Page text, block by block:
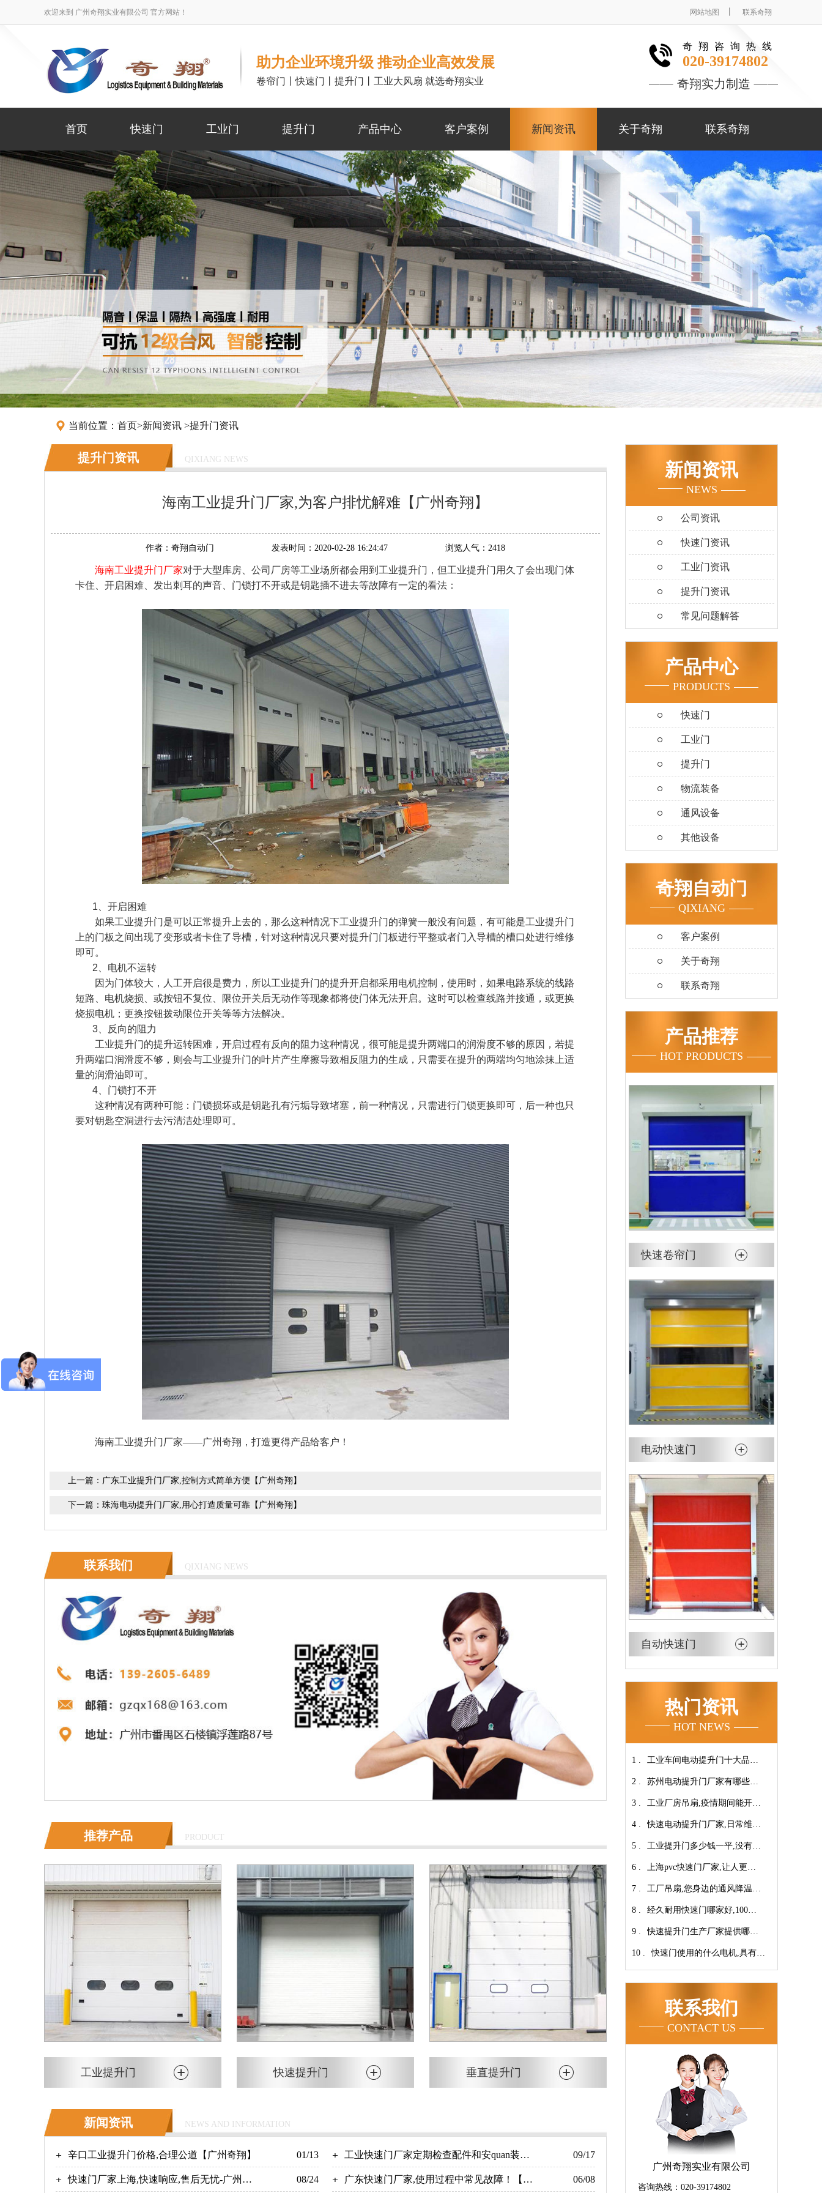
欢迎来到 广州奇翔实业有限公司 官方网站！ 网站地图 联系奇翔
助力企业环境升级 推动企业高效发展
卷帘门丨快速门丨提升门丨工业大风扇 就选奇翔实业
奇翔咨询热线
020-39174802
奇翔实力制造
首页 快速门 工业门 提升门 产品中心 客户案例 新闻资讯 关于奇翔 联系奇翔
当前位置： 首页>新闻资讯 >提升门资讯
提升门资讯 QIXIANG NEWS
海南工业提升门厂家,为客户排忧解难【广州奇翔】
作者： 奇翔自动门 发表时间： 2020-02-28 16:24:47 浏览人气： 2418
海南工业提升门厂家对于大型库房、公司厂房等工业场所都会用到 工业提升门 ，但工业提升门用久了会出现门体
卡住、开启困难、发出刺耳的声音、门锁打不开或是钥匙插不进去等故障有一定的看法：
1、开启困难
如果工业提升门是可以正常提升上去的，那么这种情况下工业提升门的弹簧一般没有问题，有可能是工业提升门
上的门板之间出现了变形或者卡住了导槽，针对这种情况只要对提升门门板进行平整或者门入导槽的槽口处进行维修
即可。
2、电机不运转
因为门体较大，人工开启很是费力，所以工业提升门的提升开启都采用电机控制，使用时，如果电路系统的线路
短路、电机烧损、或按钮不复位、限位开关后无动作等现象都将使门体无法开启。这时可以检查线路并接通，或更换
烧损电机；更换按钮拨动限位开关等等方法解决。
3、反向的阻力
工业提升门的提升运转困难，开启过程有反向的阻力这种情况，很可能是提升两端口的润滑度不够的原因，若提
升两端口润滑度不够，则会与工业提升门的叶片产生摩擦导致相反阻力的生成，只需要在提升的两端均匀地涂抹上适
量的润滑油即可。
4、门锁打不开
这种情况有两种可能：门锁损坏或是钥匙孔有污垢导致堵塞，前一种情况，只需进行门锁更换即可，后一种也只
要对钥匙空洞进行去污清洁处理即可。
海南工业提升门厂家——广州奇翔，打造更得产品给客户！
上一篇： 广东工业提升门厂家,控制方式简单方便【广州奇翔】
下一篇： 珠海电动提升门厂家,用心打造质量可靠【广州奇翔】
联系我们 QIXIANG NEWS
推荐产品 PRODUCT
工业提升门 快速提升门 垂直提升门
新闻资讯 NEWS AND INFORMATION
辛口工业提升门价格,合理公道【广州奇翔】 01/13 工业快速门厂家定期检查配件和安quan装置-
广州奇翔
09/17
快速门厂家上海,快速响应,售后无忧-广州奇 08/24 广东快速门厂家,使用过程中常见故障！【广 06/08
新闻资讯
NEWS
公司资讯
快速门资讯
工业门资讯
提升门资讯
常见问题解答
产品中心
PRODUCTS
快速门
工业门
提升门
物流装备
通风设备
其他设备
奇翔自动门
QIXIANG
客户案例
关于奇翔
联系奇翔
产品推荐
HOT PRODUCTS
快速卷帘门
电动快速门
自动快速门
热门资讯
HOT NEWS
1 . 工业车间电动提升门十大品牌
【广州奇翔】
2 . 苏州电动提升门厂家有哪些优
势特点呢？-广州奇翔
3 . 工业厂房吊扇,疫情期间能开空
调吗?【广州奇翔】
4 . 快速电动提升门厂家,日常维保
小技巧！【广州奇翔】
5 . 工业提升门多少钱一平,没有中
间商差价放心选购【广州奇
翔】
6 . 上海pvc快速门厂家,让人更安
心-广州奇翔
7 . 工厂吊扇,您身边的通风降温专
家！【广州奇翔】
8 . 经久耐用快速门哪家好,100万
次连续开启设计【广州奇翔】
9 . 快速提升门生产厂家提供哪些
服务呢-广州奇翔
10 . 快速门使用的什么电机,具有快
联系我们
CONTACT US
广州奇翔实业有限公司
咨询热线：020-39174802